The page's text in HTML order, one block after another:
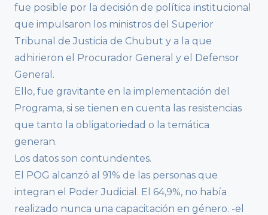
fue posible por la decisión de política institucional
que impulsaron los ministros del Superior
Tribunal de Justicia de Chubut y a la que
adhirieron el Procurador General y el Defensor
General.
Ello, fue gravitante en la implementación del
Programa, si se tienen en cuenta las resistencias
que tanto la obligatoriedad o la temática
generan.
Los datos son contundentes.
El POG alcanzó al 91% de las personas que
integran el Poder Judicial. El 64,9%, no había
realizado nunca una capacitación en género. -el